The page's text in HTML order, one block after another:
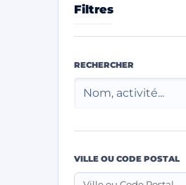
Filtres
RECHERCHER
VILLE OU CODE POSTAL